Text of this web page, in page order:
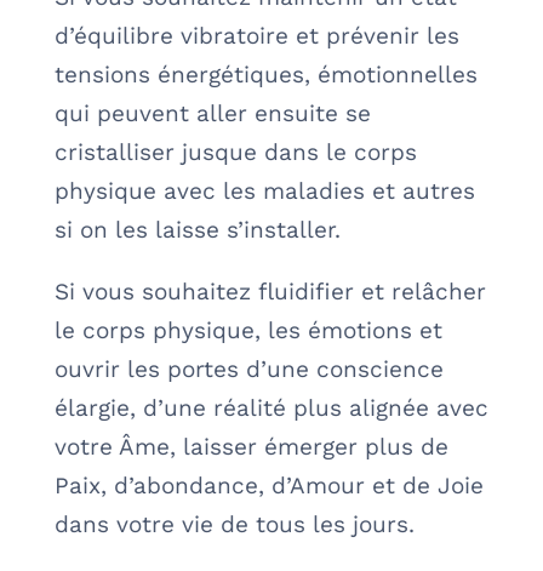
d’équilibre vibratoire et prévenir les
tensions énergétiques, émotionnelles
qui peuvent aller ensuite se
cristalliser jusque dans le corps
physique avec les maladies et autres
si on les laisse s’installer.
Si vous souhaitez fluidifier et relâcher
le corps physique, les émotions et
ouvrir les portes d’une conscience
élargie, d’une réalité plus alignée avec
votre Âme, laisser émerger plus de
Paix, d’abondance, d’Amour et de Joie
dans votre vie de tous les jours.